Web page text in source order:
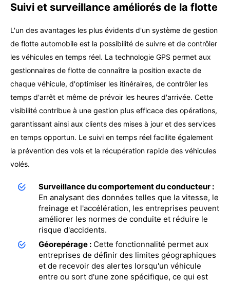
Suivi et surveillance améliorés de la flotte
L'un des avantages les plus évidents d'un système de gestion
de flotte automobile est la possibilité de suivre et de contrôler
les véhicules en temps réel. La technologie GPS permet aux
gestionnaires de flotte de connaître la position exacte de
chaque véhicule, d'optimiser les itinéraires, de contrôler les
temps d'arrêt et même de prévoir les heures d'arrivée. Cette
visibilité contribue à une gestion plus efficace des opérations,
garantissant ainsi aux clients des mises à jour et des services
en temps opportun. Le suivi en temps réel facilite également
la prévention des vols et la récupération rapide des véhicules
volés.
Surveillance du comportement du conducteur :
En analysant des données telles que la vitesse, le
freinage et l'accélération, les entreprises peuvent
améliorer les normes de conduite et réduire le
risque d'accidents.
Géorepérage : Cette fonctionnalité permet aux
entreprises de définir des limites géographiques
et de recevoir des alertes lorsqu'un véhicule
entre ou sort d'une zone spécifique, ce qui est